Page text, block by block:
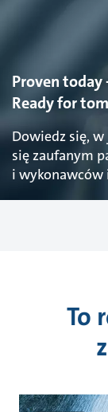
Proven today
Ready for
Dowiedz się,
się zaufanym
i wykonawców
To